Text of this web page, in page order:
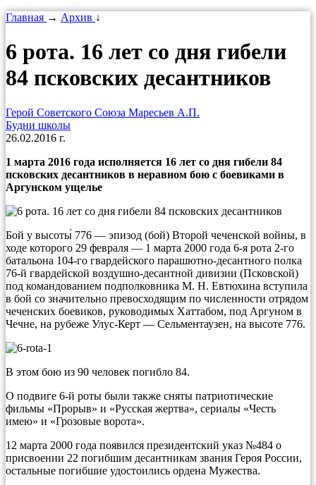
Главная → Архив ↓
6 рота. 16 лет со дня гибели
84 псковских десантников
Герой Советского Союза Маресьев А.П.
Будни школы
26.02.2016 г.
1 марта 2016 года исполняется 16 лет со дня гибели 84
псковских десантников в неравном бою с боевиками в
Аргунском ущелье
Бой у высоты́ 776 — эпизод (бой) Второй чеченской войны, в
ходе которого 29 февраля — 1 марта 2000 года 6-я рота 2-го
батальона 104-го гвардейского парашютно-десантного полка
76-й гвардейской воздушно-десантной дивизии (Псковской)
под командованием подполковника М. Н. Евтюхина вступила
в бой со значительно превосходящим по численности отрядом
чеченских боевиков, руководимых Хаттабом, под Аргуном в
Чечне, на рубеже Улус-Керт — Сельментаузен, на высоте 776.
В этом бою из 90 человек погибло 84.
О подвиге 6-й роты были также сняты патриотические
фильмы «Прорыв» и «Русская жертва», сериалы «Честь
имею» и «Грозовые ворота».
12 марта 2000 года появился президентский указ №484 о
присвоении 22 погибшим десантникам звания Героя России,
остальные погибшие удостоились ордена Мужества.